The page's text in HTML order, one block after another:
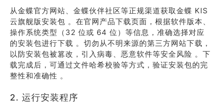
从金蝶官方网站、金蝶伙伴社区等正规渠道获取金蝶 KIS
云旗舰版安装包 。在官网产品下载页面，根据软件版本、
操作系统类型（32 位或 64 位）等信息，准确选择对应
的安装包进行下载 。切勿从不明来源的第三方网站下载，
以防安装包被篡改，引入病毒、恶意软件等安全风险 。下
载完成后，可通过文件哈希校验等方式，验证安装包的完
整性和准确性 。
2. 运行安装程序